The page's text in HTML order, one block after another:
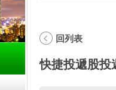
回列表
快捷投遞股投